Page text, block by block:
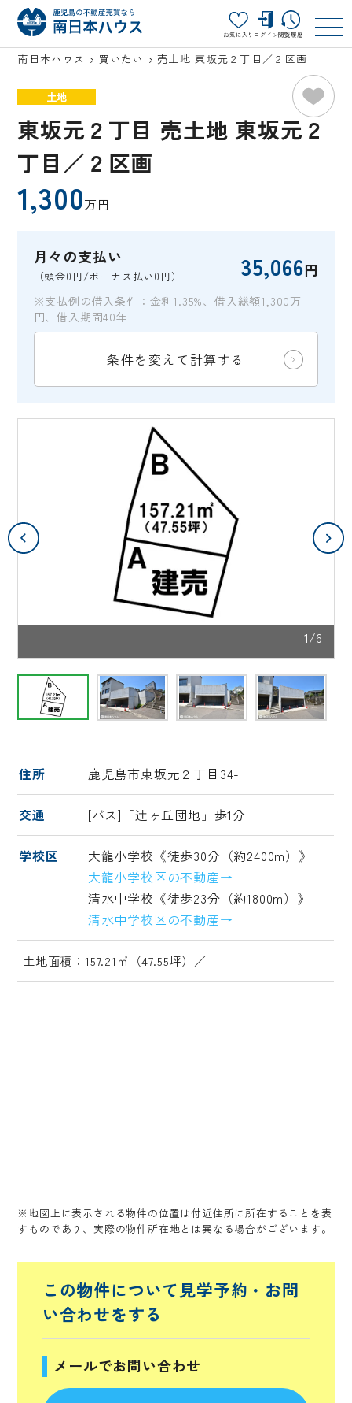
お気に入り ログイン閲覧履歴
南日本ハウス 買いたい 売土地 東坂元２丁目／２区画
土地
東坂元２丁目 売土地 東坂元２
丁目／２区画
1,300万円
月々の支払い
（頭金0円/ボーナス払い0円） 35,066円
※支払例の借入条件：金利1.35%、借入総額1,300万
円、借入期間40年
条件を変えて計算する
1/6
住所 鹿児島市東坂元２丁目34-
交通 [バス]「辻ヶ丘団地」歩1分
学校区
大龍小学校《徒歩30分（約2400m）》
大龍小学校区の不動産→
清水中学校《徒歩23分（約1800m）》
清水中学校区の不動産→
土地面積：157.21㎡（47.55坪）／
※地図上に表示される物件の位置は付近住所に所在することを表
すものであり、実際の物件所在地とは異なる場合がございます。
この物件について見学予約・ お問
い合わせをする
メールでお問い合わせ